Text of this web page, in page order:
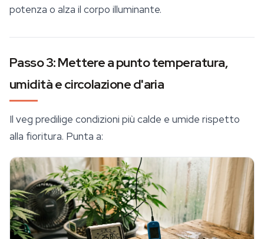
potenza o alza il corpo illuminante.
Passo 3: Mettere a punto temperatura,
umidità e circolazione d'aria
Il veg predilige condizioni più calde e umide rispetto
alla fioritura. Punta a: